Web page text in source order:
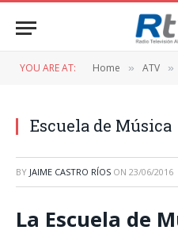
YOU ARE AT: Home » ATV »
Escuela de Música
BY JAIME CASTRO RÍOS ON 23/06/2016
La Escuela de